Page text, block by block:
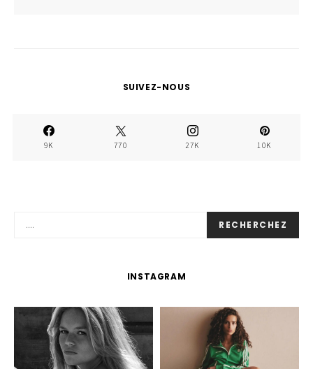
SUIVEZ-NOUS
9K 770 27K 10K
RECHERCHEZ
INSTAGRAM